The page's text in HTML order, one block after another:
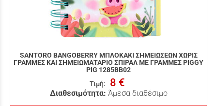
SANTORO BANGOBERRY ΜΠΛΟΚΑΚΙ ΣΗΜΕΙΩΣΕΩΝ ΧΩΡΙΣ
ΓΡΑΜΜΕΣ ΚΑΙ ΣΗΜΕΙΩΜΑΤΑΡΙΟ ΣΠΙΡΑΛ ΜΕ ΓΡΑΜΜΕΣ PIGGY
PIG 1285BB02
Τιμή: 8 €
Διαθεσιμότητα: Άμεσα διαθέσιμο